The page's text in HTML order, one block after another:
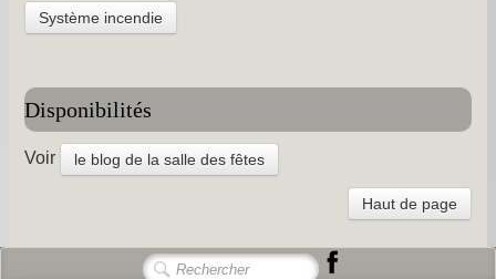
Gîtes de groupe -
PCS et DICRIM -
Remerciements -
Système incendie
Disponibilités
Voir le blog de la salle des fêtes
Haut de page